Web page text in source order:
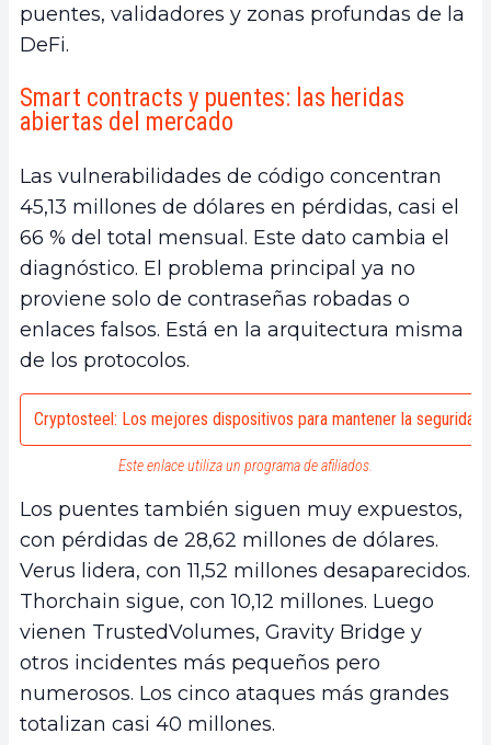
puentes, validadores y zonas profundas de la
DeFi.
Smart contracts y puentes: las heridas
abiertas del mercado
Las vulnerabilidades de código concentran
45,13 millones de dólares en pérdidas, casi el
66 % del total mensual. Este dato cambia el
diagnóstico. El problema principal ya no
proviene solo de contraseñas robadas o
enlaces falsos. Está en la arquitectura misma
de los protocolos.
Cryptosteel: Los mejores dispositivos para mantener la seguridad
Este enlace utiliza un programa de afiliados.
Los puentes también siguen muy expuestos,
con pérdidas de 28,62 millones de dólares.
Verus lidera, con 11,52 millones desaparecidos.
Thorchain sigue, con 10,12 millones. Luego
vienen TrustedVolumes, Gravity Bridge y
otros incidentes más pequeños pero
numerosos. Los cinco ataques más grandes
totalizan casi 40 millones.